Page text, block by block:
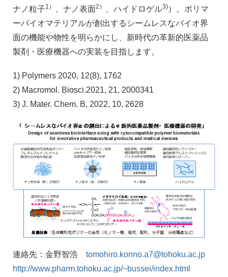
ナノ粒子1） 、ナノ表面2） 、ハイドロゲル3)）。ポリマ
ーバイオマテリアルが創出するシームレスなバイオ界
面の機能や物性を明らかにし、新時代の革新的医薬品
製剤・医療機器への実装を目指します。
1) Polymers 2020, 12(8), 1762
2) Macromol. Biosci.2021, 21, 2000341
3) J. Mater. Chem. B, 2022, 10, 2628
連絡先：金野智浩 tomohiro.konno.a7@tohoku.ac.jp
http://www.pharm.tohoku.ac.jp/~bussei/index.html